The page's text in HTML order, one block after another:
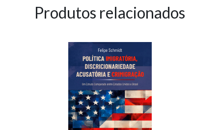
Produtos relacionados